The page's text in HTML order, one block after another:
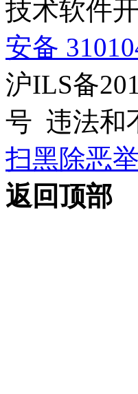
技术软件
安备
沪ILS备
号 违法和
扫黑除恶
返回顶部